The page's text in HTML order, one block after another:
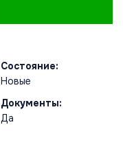
Состояние:
Новые
Документы:
Да